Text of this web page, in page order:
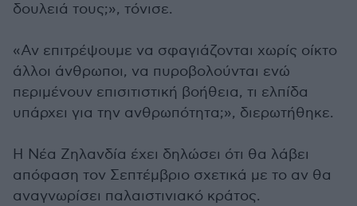
δουλειά τους;», τόνισε.
«Αν επιτρέψουμε να σφαγιάζονται χωρίς οίκτο
άλλοι άνθρωποι, να πυροβολούνται ενώ
περιμένουν επισιτιστική βοήθεια, τι ελπίδα
υπάρχει για την ανθρωπότητα;», διερωτήθηκε.
Η Νέα Ζηλανδία έχει δηλώσει ότι θα λάβει
απόφαση τον Σεπτέμβριο σχετικά με το αν θα
αναγνωρίσει παλαιστινιακό κράτος.